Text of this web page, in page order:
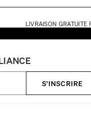
LIVRAISON GRATUITE
S'INSCRIRE